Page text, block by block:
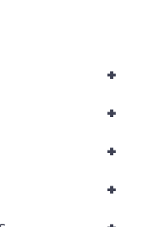
+
+
+
+